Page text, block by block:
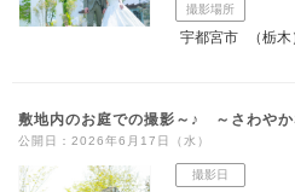
撮影場所
宇都宮市 （栃木
敷地内のお庭での撮影～♪ ～さわやか
公開日：2026年6月17日（水）
撮影日